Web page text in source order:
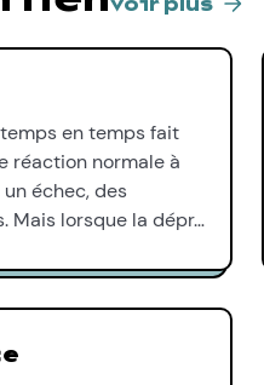
voir plus
en temps fait
réaction normale à
échec, des
Mais lorsque la dépr…